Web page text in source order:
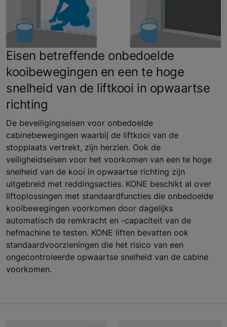
Eisen betreffende onbedoelde
kooibewegingen en een te hoge
snelheid van de liftkooi in opwaartse
richting
De beveiligingseisen voor onbedoelde
cabinebewegingen waarbij de liftkooi van de
stopplaats vertrekt, zijn herzien. Ook de
veiligheidseisen voor het voorkomen van een te hoge
snelheid van de kooi in opwaartse richting zijn
uitgebreid met reddingsacties. KONE beschikt al over
liftoplossingen met standaardfuncties die onbedoelde
kooibewegingen voorkomen door dagelijks
automatisch de remkracht en -capaciteit van de
hefmachine te testen. KONE liften bevatten ook
standaardvoorzieningen die het risico van een
ongecontroleerde opwaartse snelheid van de cabine
voorkomen.